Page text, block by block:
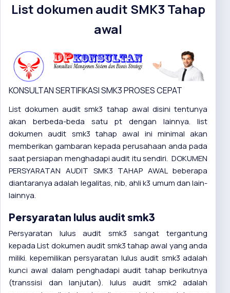
List dokumen audit SMK3 Tahap
awal
KONSULTAN SERTIFIKASI SMK3 PROSES CEPAT
List dokumen audit smk3 tahap awal disini tentunya
akan berbeda-beda satu pt dengan lainnya. list
dokumen audit smk3 tahap awal ini minimal akan
memberikan gambaran kepada perusahaan anda pada
saat persiapan menghadapi audit itu sendiri. DOKUMEN
PERSYARATAN AUDIT SMK3 TAHAP AWAL beberapa
diantaranya adalah legalitas, nib, ahli k3 umum dan lain-
lainnya.
Persyaratan lulus audit smk3
Persyaratan lulus audit smk3 sangat tergantung
kepada List dokumen audit smk3 tahap awal yang anda
miliki. kepemilikan persyaratan lulus audit smk3 adalah
kunci awal dalam penghadapi audit tahap berikutnya
(transsisi dan lanjutan). lulus audit smk2 adalah